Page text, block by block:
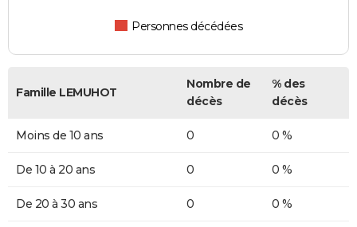
Personnes décédées
Famille LEMUHOT
Nombre de
décès
% des
décès
Moins de 10 ans 0 0 %
De 10 à 20 ans 0 0 %
De 20 à 30 ans 0 0 %